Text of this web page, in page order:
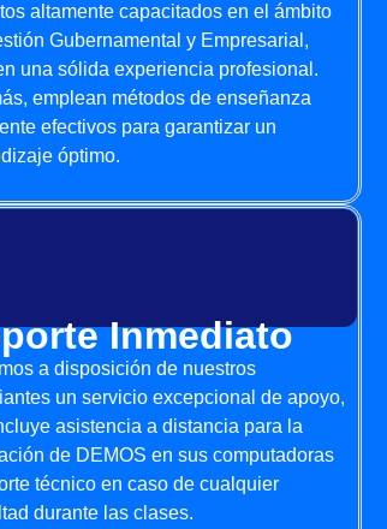
altamente capacitados en el ámbito
Gubernamental y Empresarial,
una sólida experiencia profesional.
emplean métodos de enseñanza
efectivos para garantizar un
óptimo.
Inmediato
a disposición de nuestros
un servicio excepcional de apoyo,
asistencia a distancia para la
de DEMOS en sus computadoras
técnico en caso de cualquier
durante las clases.